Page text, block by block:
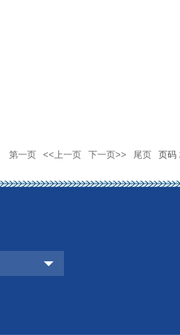
第一页 <<上一页 下一页>> 尾页 页码